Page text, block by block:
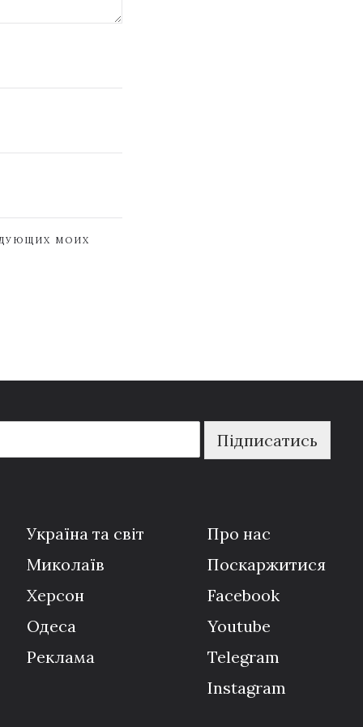
МОИХ
Підписатись
Україна та світ
Миколаїв
Херсон
Одеса
Реклама
Про нас
Поскаржитися
Facebook
Youtube
Telegram
Instagram